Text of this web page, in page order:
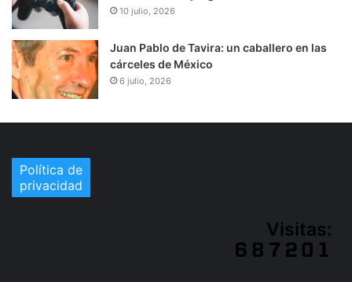
10 julio, 2026
Juan Pablo de Tavira: un caballero en las
cárceles de México
6 julio, 2026
Política de
privacidad
Visitas: